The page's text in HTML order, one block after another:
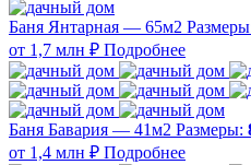
Баня Янтарная — 65м2
от 1,7 млн ₽ Подробнее
Баня Бавария — 41м2 Размеры:
от 1,4 млн ₽ Подробнее